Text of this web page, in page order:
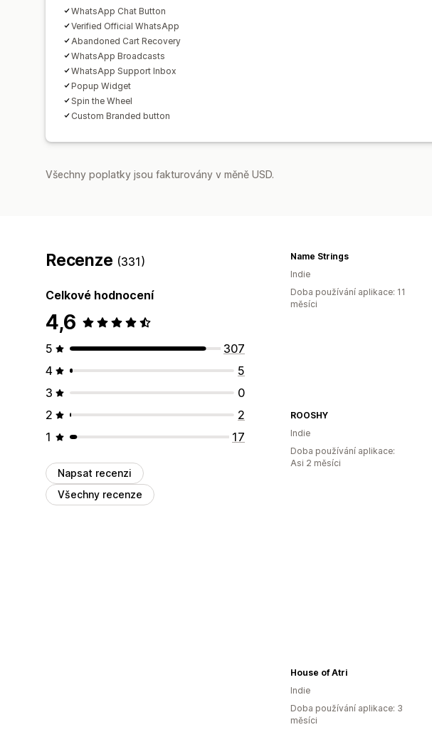
WhatsApp Chat Button
Verified Official WhatsApp
Abandoned Cart Recovery
WhatsApp Broadcasts
WhatsApp Support Inbox
Popup Widget
Spin the Wheel
Custom Branded button
Všechny poplatky jsou fakturovány v měně USD.
Recenze (331)
Celkové hodnocení
4,6
5
307
4
5
3
0
2
2
1
17
Napsat recenzi
Všechny recenze
Name Strings
Indie
Doba používání aplikace: 11
měsíci
ROOSHY
Indie
Doba používání aplikace:
Asi 2 měsíci
House of Atri
Indie
Doba používání aplikace: 3
měsíci